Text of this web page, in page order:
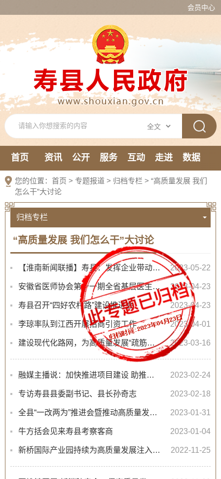
会员中心
首页 资讯 公开 服务 互动 走进
数据
新媒体
您的位置： 首页 > 专题报道 > 归档专栏 > “高质量发展 我们
怎么干”大讨论
归档专栏
“高质量发展 我们怎么干”大讨论
【淮南新闻联播】寿县：发挥企业带动作用 助力经济高质量发展 2023-05-22
安徽省医师协会第十一期全省基层医生能力提升规范化培训班在寿县开班 2023-04-23
寿县召开“四好农村路”建设推进会 2023-04-23
李琼率队到江西开展招商引资工作 2023-04-01
建设现代化路网，为高质量发展“疏筋活脉” 2023-03-16
融媒主播说：加快推进项目建设 助推高质量发展 2023-02-24
专访寿县县委副书记、县长孙奇志 2023-02-18
全县“一改两为”推进会暨推动高质量发展大会召开 2023-01-31
牛方括会见来寿县考察客商 2023-01-04
新桥国际产业园持续为高质量发展注入新动力 2022-11-25